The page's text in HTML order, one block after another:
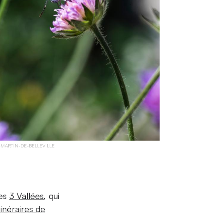
DE-BELLEVILLE
3 Vallées, qui
de